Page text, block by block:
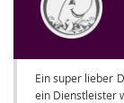
Ein super lieber
ein Dienstleister